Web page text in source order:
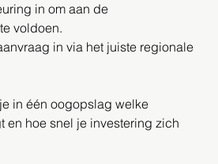
in om aan de
voldoen.
in via het juiste regionale
in één oogopslag welke
en hoe snel je investering zich